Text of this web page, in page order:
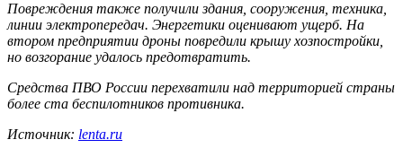
Повреждения также получили здания, сооружения, техника,
линии электропередач. Энергетики оценивают ущерб. На
втором предприятии дроны повредили крышу хозпостройки,
но возгорание удалось предотвратить.
Средства ПВО России перехватили над территорией страны
более ста беспилотников противника.
Источник: lenta.ru